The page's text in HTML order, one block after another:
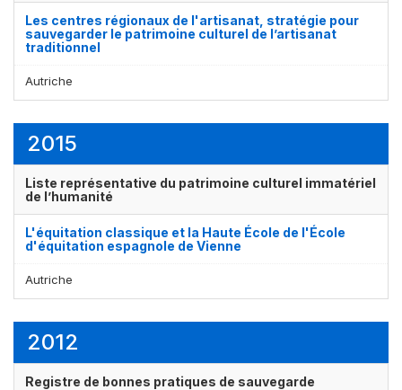
Les centres régionaux de l'artisanat, stratégie pour
sauvegarder le patrimoine culturel de l’artisanat
traditionnel
Autriche
2015
Liste représentative du patrimoine culturel immatériel
de l’humanité
L'équitation classique et la Haute École de l'École
d'équitation espagnole de Vienne
Autriche
2012
Registre de bonnes pratiques de sauvegarde